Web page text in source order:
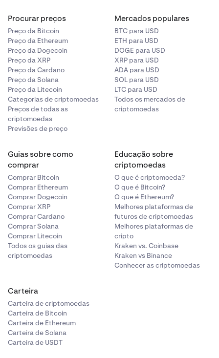
Em alternativa, pode enviar qualquer ativo na sua
carteira tocando no ativo e, em seguida, tocando no
botão Enviar na parte inferior do ecrã. Em seguida,
introduzirá os detalhes necessários, incluindo Montante
e Enviar para, antes de confirmar a transação.
Procurar preços
Preço da Bitcoin
Preço da Ethereum
Preço da Dogecoin
Preço da XRP
Preço da Cardano
Preço da Solana
Preço da Litecoin
Categorias de criptomoedas
Preços de todas as
criptomoedas
Previsões de preço
Mercados populares
BTC para USD
ETH para USD
DOGE para USD
XRP para USD
ADA para USD
SOL para USD
LTC para USD
Todos os mercados de
criptomoedas
Guias sobre como
comprar
Comprar Bitcoin
Comprar Ethereum
Comprar Dogecoin
Comprar XRP
Comprar Cardano
Comprar Solana
Comprar Litecoin
Todos os guias das
criptomoedas
Educação sobre
criptomoedas
O que é criptomoeda?
O que é Bitcoin?
O que é Ethereum?
Melhores plataformas de
futuros de criptomoedas
Melhores plataformas de
cripto
Kraken vs. Coinbase
Kraken vs Binance
Conhecer as criptomoedas
Carteira
Carteira de criptomoedas
Carteira de Bitcoin
Carteira de Ethereum
Carteira de Solana
Carteira de USDT